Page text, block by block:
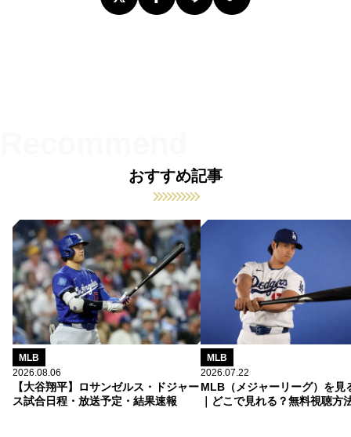
おすすめ記事
MLB
2026.08.06
【大谷翔平】ロサンゼルス・ドジャー
ス試合日程・放送予定・結果速報
MLB
2026.07.22
MLB（メジャーリーグ）を見
｜どこで見れる？無料視聴方